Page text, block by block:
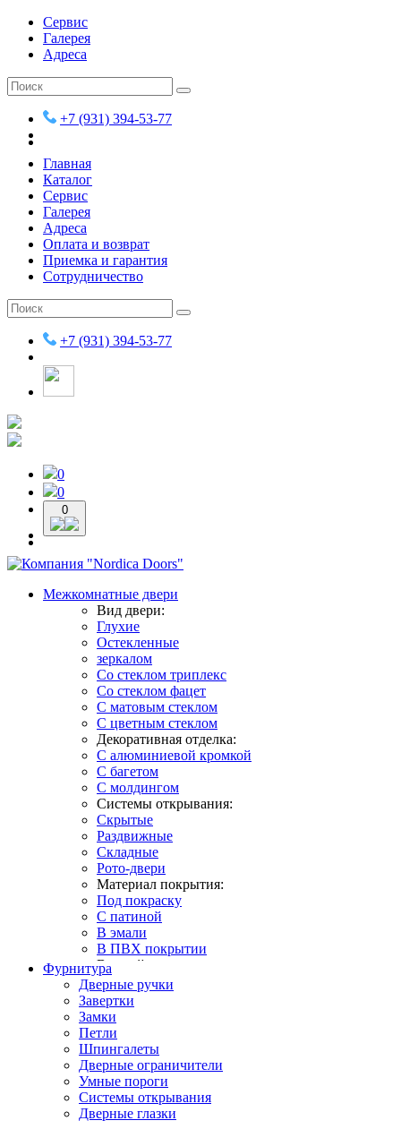
Сервис
Галерея
Адреса
+7 (931) 394-53-77
Главная
Каталог
Сервис
Галерея
Адреса
Оплата и возврат
Приемка и гарантия
Сотрудничество
+7 (931) 394-53-77
0
0
0
Межкомнатные двери
Вид двери:
Глухие
Остекленные
зеркалом
Со стеклом триплекс
Со стеклом фацет
С матовым стеклом
С цветным стеклом
Декоративная отделка:
С алюминиевой кромкой
С багетом
С молдингом
Системы открывания:
Скрытые
Раздвижные
Складные
Рото-двери
Материал покрытия:
Под покраску
С патиной
В эмали
В ПВХ покрытии
В какой интерьер:
В классическом стиле
В современном стиле
В стиле лофт
В стиле неоклассика
В стиле прованс
В скандинавском стиле
Фурнитура
Дверные ручки
Завертки
Замки
Петли
Шпингалеты
Дверные ограничители
Умные пороги
Системы открывания
Дверные глазки